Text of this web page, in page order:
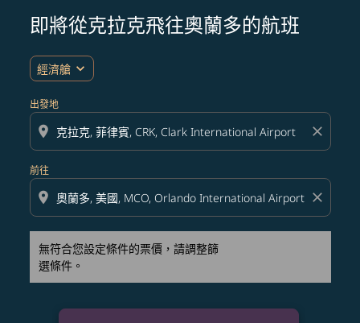
即將從克拉克飛往奧蘭多的航班
經濟艙 expand_more
出發地
location_on close
前往
location_on close
無符合您設定條件的票價，請調整篩
選條件。
無符合您設定條件的票價，請調整篩選條件。